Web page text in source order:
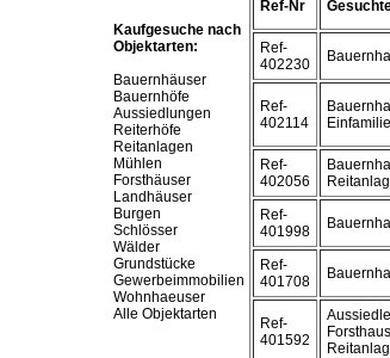
Kaufgesuche nach
Objektarten:
Bauernhäuser
Bauernhöfe
Aussiedlungen
Reiterhöfe
Reitanlagen
Mühlen
Forsthäuser
Landhäuser
Burgen
Schlösser
Wälder
Grundstücke
Gewerbeimmobilien
Wohnhaeuser
Alle Objektarten
Ref-Nr
Ref-
402230
Ref-
402114
Ref-
402056
Ref-
401998
Ref-
401708
Ref-
401592